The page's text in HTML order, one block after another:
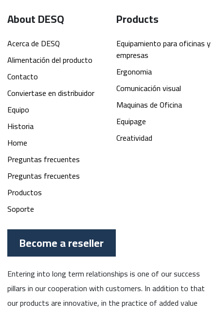
About DESQ
Acerca de DESQ
Alimentación del producto
Contacto
Conviertase en distribuidor
Equipo
Historia
Home
Preguntas frecuentes
Preguntas frecuentes
Productos
Soporte
Products
Equipamiento para oficinas y
empresas
Ergonomia
Comunicación visual
Maquinas de Oficina
Equipage
Creatividad
Become a reseller
Entering into long term relationships is one of our success
pillars in our cooperation with customers. In addition to that
our products are innovative, in the practice of added value